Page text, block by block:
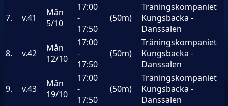
7. v.41
Mån
5/10
17:00
-
17:50
(50m)
Träningskompaniet
Kungsbacka -
Danssalen
8. v.42
Mån
12/10
17:00
-
17:50
(50m)
Träningskompaniet
Kungsbacka -
Danssalen
9. v.43
Mån
19/10
17:00
-
17:50
(50m)
Träningskompaniet
Kungsbacka -
Danssalen